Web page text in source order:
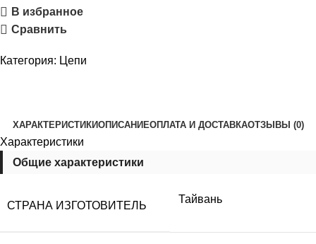
В избранное
Сравнить
Категория: Цепи
ХАРАКТЕРИСТИКИОПИСАНИЕОПЛАТА И ДОСТАВКАОТЗЫВЫ (0)
Характеристики
Общие характеристики
СТРАНА ИЗГОТОВИТЕЛЬ
Тайвань